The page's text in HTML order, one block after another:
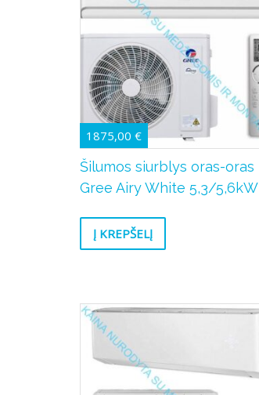
1875,00 €
Šilumos siurblys oras-oras
Gree Airy White 5,3/5,6kW
Į KREPŠELĮ